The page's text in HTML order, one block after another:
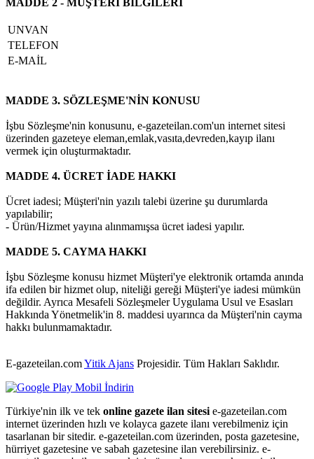
MADDE 2 - MÜŞTERİ BİLGİLERİ
UNVAN
TELEFON
E-MAİL
MADDE 3. SÖZLEŞME'NİN KONUSU
İşbu Sözleşme'nin konusunu, e-gazeteilan.com'un internet sitesi
üzerinden gazeteye eleman,emlak,vasıta,devreden,kayıp ilanı
vermek için oluşturmaktadır.
MADDE 4. ÜCRET İADE HAKKI
Ücret iadesi; Müşteri'nin yazılı talebi üzerine şu durumlarda
yapılabilir;
- Ürün/Hizmet yayına alınmamışsa ücret iadesi yapılır.
MADDE 5. CAYMA HAKKI
İşbu Sözleşme konusu hizmet Müşteri'ye elektronik ortamda anında
ifa edilen bir hizmet olup, niteliği gereği Müşteri'ye iadesi mümkün
değildir. Ayrıca Mesafeli Sözleşmeler Uygulama Usul ve Esasları
Hakkında Yönetmelik'in 8. maddesi uyarınca da Müşteri'nin cayma
hakkı bulunmamaktadır.
E-gazeteilan.comYitik Ajans Projesidir. Tüm Hakları Saklıdır.
Türkiye'nin ilk ve tek online gazete ilan sitesi e-gazeteilan.com
internet üzerinden hızlı ve kolayca gazete ilanı verebilmeniz için
tasarlanan bir sitedir. e-gazeteilan.com üzerinden, posta gazetesine,
hürriyet gazetesine ve sabah gazetesine ilan verebilirsiniz. e-